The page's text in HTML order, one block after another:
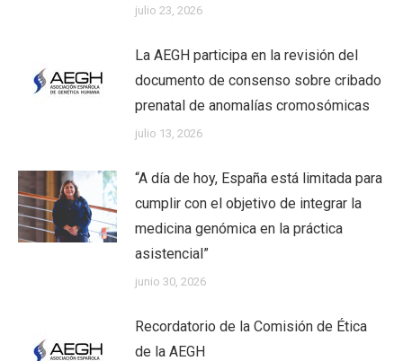
julio 23, 2026
La AEGH participa en la revisión del
documento de consenso sobre cribado
prenatal de anomalías cromosómicas
julio 13, 2026
“A día de hoy, España está limitada para
cumplir con el objetivo de integrar la
medicina genómica en la práctica
asistencial”
junio 30, 2026
Recordatorio de la Comisión de Ética
de la AEGH